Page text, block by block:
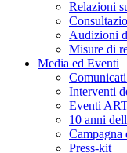
Relazioni
Audizioni
Misure di
Media ed Eventi
Comunicati
Interventi
Eventi
10 anni
Campagna
Press-kit